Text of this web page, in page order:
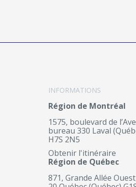
INFORMATIONS
Région de Montréal
1575, boulevard de
bureau 330 Laval
H7S 2N5
Obtenir l'itinéraire
Région de Québec
871, Grande Allée